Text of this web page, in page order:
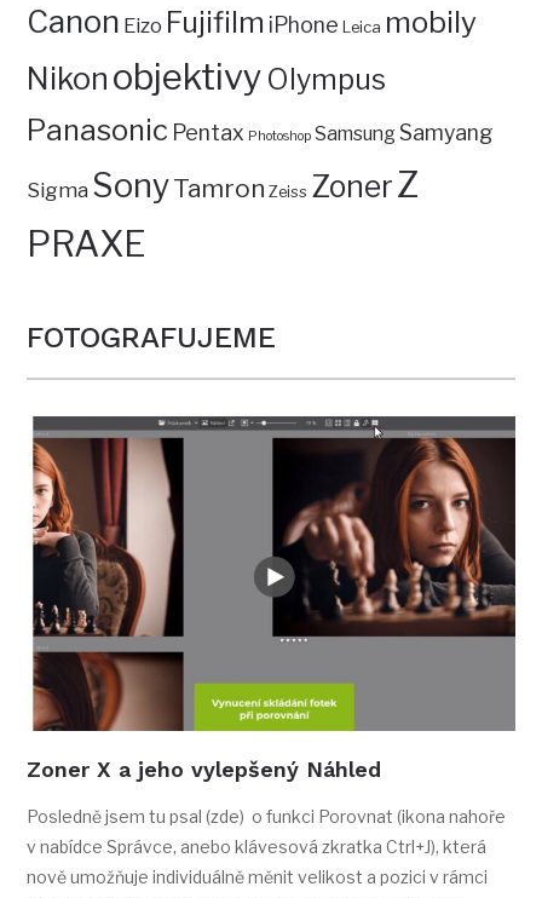
Canon Eizo Fujifilm iPhone Leica mobily
Nikon objektivy Olympus
Panasonic Pentax Photoshop SamsungSamyang
Sigma SonyTamron Zeiss ZonerZ
PRAXE
FOTOGRAFUJEME
Zoner X a jeho vylepšený Náhled
Posledně jsem tu psal (zde) o funkci Porovnat (ikona nahoře
v nabídce Správce, anebo klávesová zkratka Ctrl+J), která
nově umožňuje individuálně měnit velikost a pozici v rámci